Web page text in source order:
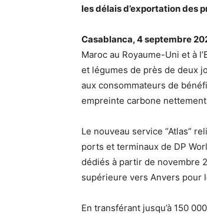
les délais d’exportation des
Casablanca, 4 septembre
Maroc au Royaume-Uni et à
et légumes de près de deux
aux consommateurs de
empreinte carbone
Le nouveau service “Atlas”
ports et terminaux de DP
dédiés à partir de novembre
supérieure vers Anvers pour
En transférant jusqu’à 150